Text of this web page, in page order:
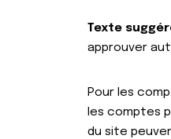
Texte
approuver
Pour les
les comptes
du site